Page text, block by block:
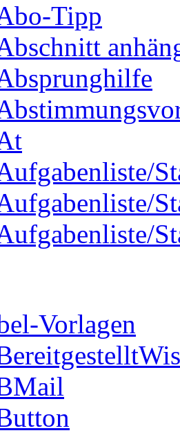
Tipp
Vorlagen